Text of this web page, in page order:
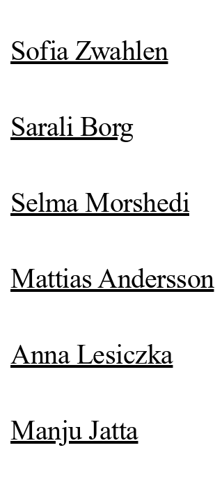
Sofia Zwahlen
Sarali Borg
Selma Morshedi
Mattias Andersson
Anna Lesiczka
Manju Jatta